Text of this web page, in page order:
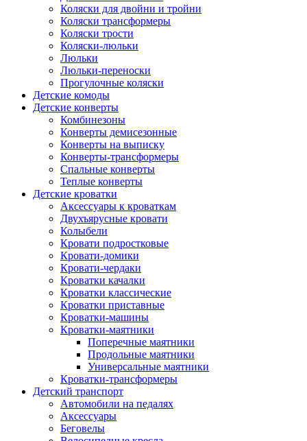
Коляски для двойни и тройни
Коляски трансформеры
Коляски трости
Коляски-люльки
Люльки
Люльки-переноски
Прогулочные коляски
Детские комоды
Детские конверты
Комбинезоны
Конверты демисезонные
Конверты на выписку
Конверты-трансформеры
Спальные конверты
Теплые конверты
Детские кроватки
Аксессуары к кроваткам
Двухъярусные кровати
Колыбели
Кровати подростковые
Кровати-домики
Кровати-чердаки
Кроватки качалки
Кроватки классические
Кроватки приставные
Кроватки-машины
Кроватки-маятники
Поперечные маятники
Продольные маятники
Универсальные маятники
Кроватки-трансформеры
Детский транспорт
Автомобили на педалях
Аксессуары
Беговелы